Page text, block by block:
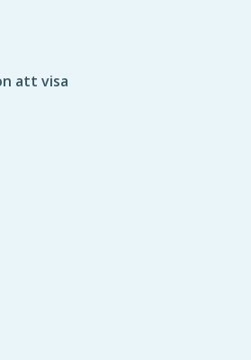
att visa